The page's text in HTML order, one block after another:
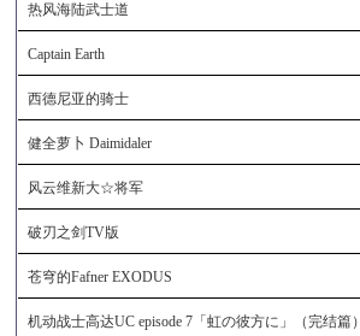
热风海陆武士道
Captain Earth
西德尼亚的骑士
健全萝卜 Daimidaler
风云维新大☆将军
破刃之剑TV版
苍穹的Fafner EXODUS
机动战士高达UC episode 7「虹の彼方に」（完结篇）